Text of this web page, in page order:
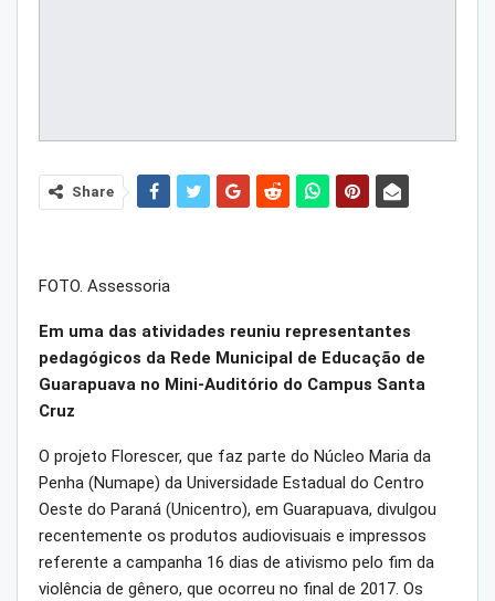
Share
FOTO. Assessoria
Em uma das atividades reuniu representantes
pedagógicos da Rede Municipal de Educação de
Guarapuava no Mini-Auditório do Campus Santa
Cruz
O projeto Florescer, que faz parte do Núcleo Maria da
Penha (Numape) da Universidade Estadual do Centro
Oeste do Paraná (Unicentro), em Guarapuava, divulgou
recentemente os produtos audiovisuais e impressos
referente a campanha 16 dias de ativismo pelo fim da
violência de gênero, que ocorreu no final de 2017. Os